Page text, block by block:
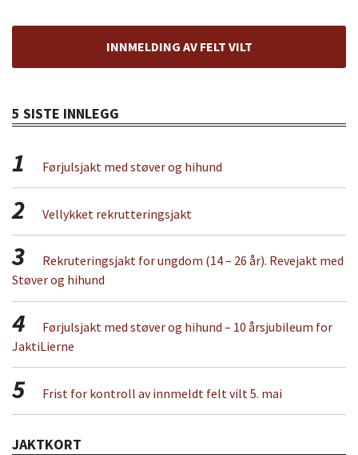
INNMELDING AV FELT VILT
5 SISTE INNLEGG
1 Førjulsjakt med støver og hihund
2 Vellykket rekrutteringsjakt
3
Rekruteringsjakt for ungdom (14 – 26 år). Revejakt med
Støver og hihund
4
Førjulsjakt med støver og hihund – 10 årsjubileum for
JaktiLierne
5 Frist for kontroll av innmeldt felt vilt 5. mai
JAKTKORT